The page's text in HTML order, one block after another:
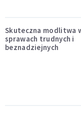
Skuteczna modlitwa
sprawach trudnych i
beznadziejnych